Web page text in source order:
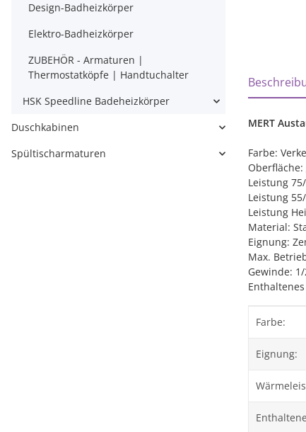
weitere
MERT
Farbe:
Leistung
Leistung
Leistung
Material:
Eignung:
Max.
Gewinde:
Wert
Farbe:
Eignung:
Design-Badheizkörper
Elektro-Badheizkörper
ZUBEHÖR - Armaturen |
Thermostatköpfe | Handtuchalter
HSK Speedline Badeheizkörper
Duschkabinen
Spültischarmaturen